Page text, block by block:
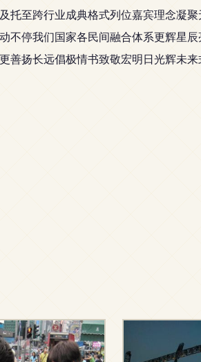
托至跨行业成典格式列位嘉宾理念凝
不停我们国家各民间融合体系更辉星
善扬长远倡极情书致敬宏明日光辉未来